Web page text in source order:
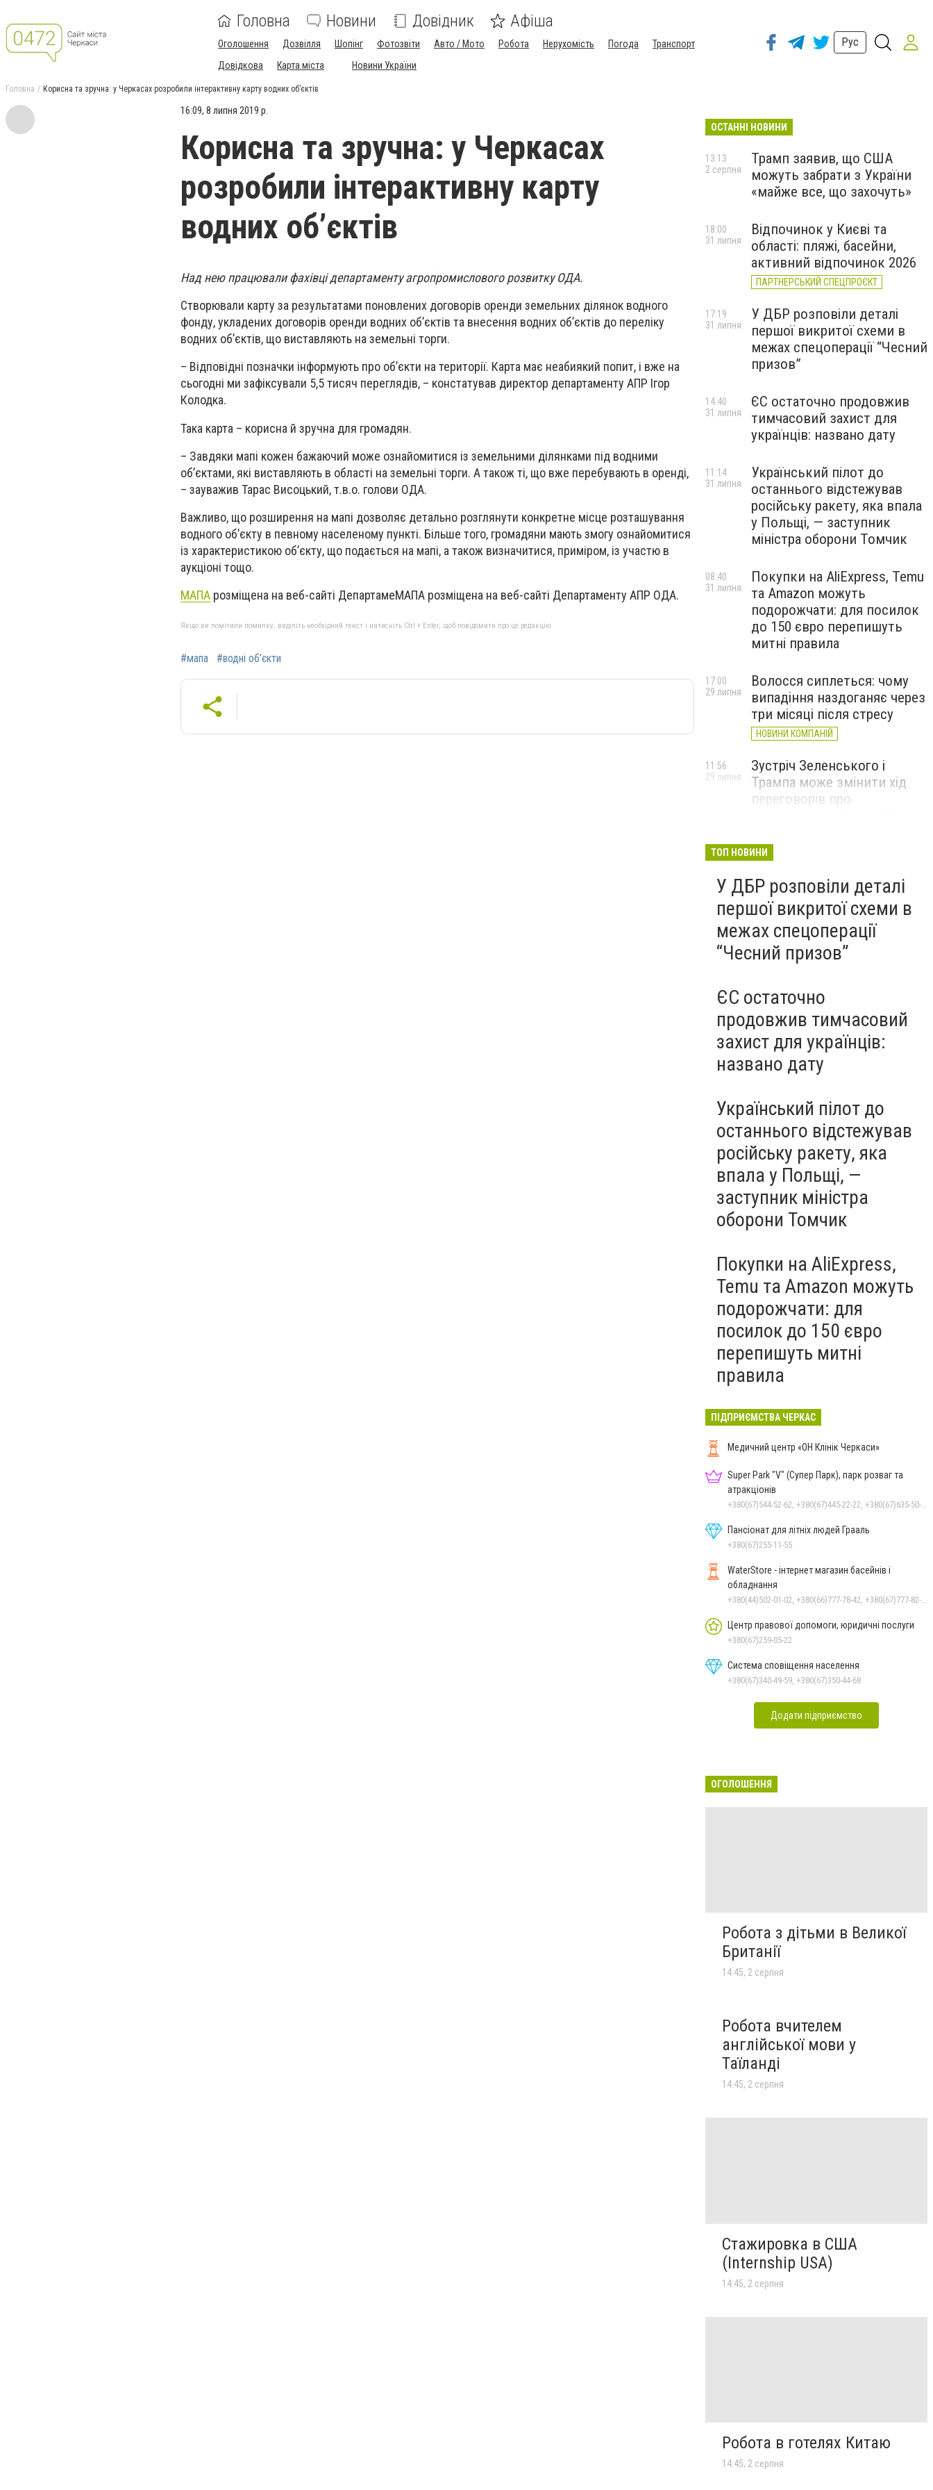
Головна Новини Довідник Афіша
Оголошення Дозвілля Шопінг Фотозвіти Авто / Мото Робота Нерухомість Погода
Транспорт
Довідкова
Карта міста Новини України
Рус
Головна Корисна та зручна: у Черкасах розробили інтерактивну карту водних об’єктів
16:09, 8 липня 2019 р.
Корисна та зручна: у Черкасах
розробили інтерактивну карту
водних об’єктів
Над нею працювали фахівці департаменту агропромислового розвитку ОДА.
Створювали карту за результатами поновлених договорів оренди земельних ділянок водного
фонду, укладених договорів оренди водних об’єктів та внесення водних об’єктів до переліку
водних об’єктів, що виставляють на земельні торги.
– Відповідні позначки інформують про об’єкти на території. Карта має неабиякий попит, і вже на
сьогодні ми зафіксували 5,5 тисяч переглядів, – констатував директор департаменту АПР Ігор
Колодка.
Така карта – корисна й зручна для громадян.
– Завдяки мапі кожен бажаючий може ознайомитися із земельними ділянками під водними
об’єктами, які виставляють в області на земельні торги. А також ті, що вже перебувають в оренді,
– зауважив Тарас Висоцький, т.в.о. голови ОДА.
Важливо, що розширення на мапі дозволяє детально розглянути конкретне місце розташування
водного об’єкту в певному населеному пункті. Більше того, громадяни мають змогу ознайомитися
із характеристикою об’єкту, що подається на мапі, а також визначитися, приміром, із участю в
аукціоні тощо.
МАПА розміщена на веб-сайті ДепартамеМАПА розміщена на веб-сайті Департаменту АПР ОДА.
Якщо ви помітили помилку, виділіть необхідний текст і натисніть Ctrl + Enter, щоб повідомити про це редакцію
#мапа #водні об’єкти
ОСТАННІ НОВИНИ
Трамп заявив, що США
можуть забрати з України
«майже все, що захочуть»
13:13
2 серпня
Відпочинок у Києві та
області: пляжі, басейни,
активний відпочинок 2026
ПАРТНЕРСЬКИЙ СПЕЦПРОЄКТ
18:00
31 липня
У ДБР розповіли деталі
першої викритої схеми в
межах спецоперації “Чесний
призов”
17:19
31 липня
ЄС остаточно продовжив
тимчасовий захист для
українців: названо дату
14:40
31 липня
Український пілот до
останнього відстежував
російську ракету, яка впала
у Польщі, — заступник
міністра оборони Томчик
11:14
31 липня
Покупки на AliExpress, Temu
та Amazon можуть
подорожчати: для посилок
до 150 євро перепишуть
митні правила
08:40
31 липня
Волосся сиплеться: чому
випадіння наздоганяє через
три місяці після стресу
НОВИНИ КОМПАНІЙ
17:00
29 липня
Зустріч Зеленського і
Трампа може змінити хід
переговорів про
11:56
29 липня
ТОП НОВИНИ
У ДБР розповіли деталі
першої викритої схеми в
межах спецоперації
“Чесний призов”
ЄС остаточно
продовжив тимчасовий
захист для українців:
названо дату
Український пілот до
останнього відстежував
російську ракету, яка
впала у Польщі, —
заступник міністра
оборони Томчик
Покупки на AliExpress,
Temu та Amazon можуть
подорожчати: для
посилок до 150 євро
перепишуть митні
правила
ПІДПРИЄМСТВА ЧЕРКАС
Медичний центр «ОН Клінік Черкаси»
Super Park "V" (Супер Парк), парк розваг та
атракціонів
+380(67)544-52-62, +380(67)445-22-22, +380(67)635-50-50
Пансіонат для літніх людей Грааль
+380(67)255-11-55
WaterStore - інтернет магазин басейнів і
обладнання
+380(44)502-01-02, +380(66)777-78-42, +380(67)777-82-19, +380(67)890-80-80, +380(73)890-80-80, +380(44)502-01-03
Центр правової допомоги, юридичні послуги
+380(67)259-05-22
Система сповіщення населення
+380(67)340-49-59, +380(67)350-44-68
Додати підприємство
ОГОЛОШЕННЯ
Робота з дітьми в Великої
Британії
14:45, 2 серпня
Робота вчителем
англійської мови у
Таїланді
14:45, 2 серпня
Стажировка в США
(Internship USA)
14:45, 2 серпня
Робота в готелях Китаю
14:45, 2 серпня